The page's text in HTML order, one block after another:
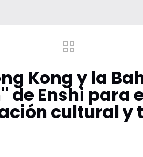
Kong y la
de Enshi para
cultural y